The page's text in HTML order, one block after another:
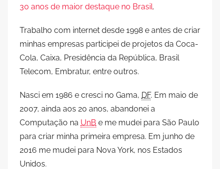
30 anos de maior destaque no Brasil.
Trabalho com internet desde 1998 e antes de criar
minhas empresas participei de projetos da Coca-
Cola, Caixa, Presidência da República, Brasil
Telecom, Embratur, entre outros.
Nasci em 1986 e cresci no Gama, DF. Em maio de
2007, ainda aos 20 anos, abandonei a
Computação na UnB e me mudei para São Paulo
para criar minha primeira empresa. Em junho de
2016 me mudei para Nova York, nos Estados
Unidos.